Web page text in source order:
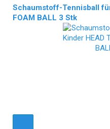
Schaumstoff-Tennisball für
FOAM BALL 3 Stk